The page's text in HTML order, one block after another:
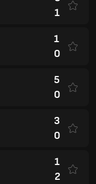
1
1
0
5
0
3
0
1
2